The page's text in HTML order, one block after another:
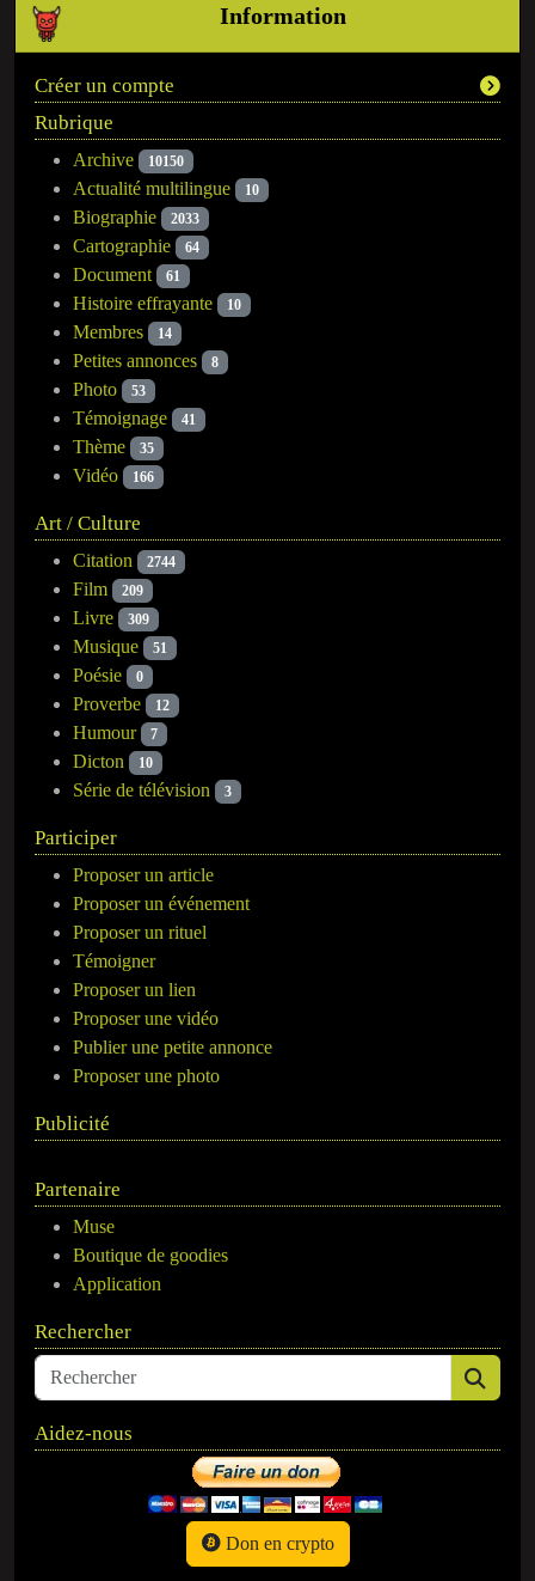
Information
Créer un compte
Rubrique
Archive 10150
Actualité multilingue 10
Biographie 2033
Cartographie 64
Document 61
Histoire effrayante 10
Membres 14
Petites annonces 8
Photo 53
Témoignage 41
Thème 35
Vidéo 166
Art / Culture
Citation 2744
Film 209
Livre 309
Musique 51
Poésie 0
Proverbe 12
Humour 7
Dicton 10
Série de télévision 3
Participer
Proposer un article
Proposer un événement
Proposer un rituel
Témoigner
Proposer un lien
Proposer une vidéo
Publier une petite annonce
Proposer une photo
Publicité
Partenaire
Muse
Boutique de goodies
Application
Rechercher
Aidez-nous
Don en crypto